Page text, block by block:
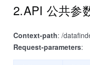
2.API 公共参
Context-path: /
Request-parameters: